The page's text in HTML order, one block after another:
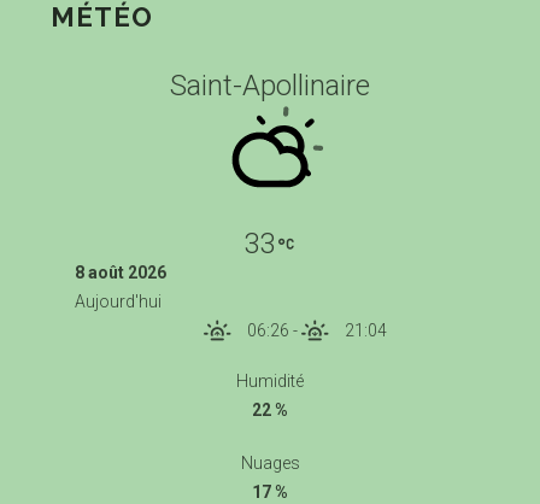
MÉTÉO
Saint-Apollinaire
33
8 août 2026
Aujourd'hui
06:26 - 21:04
Humidité
22 %
Nuages
17 %